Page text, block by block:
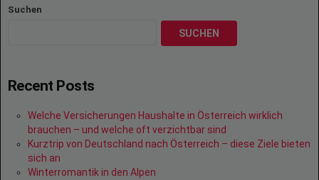
Suchen
SUCHEN
Recent Posts
Welche Versicherungen Haushalte in Österreich wirklich
brauchen – und welche oft verzichtbar sind
Kurztrip von Deutschland nach Österreich – diese Ziele bieten
sich an
Winterromantik in den Alpen